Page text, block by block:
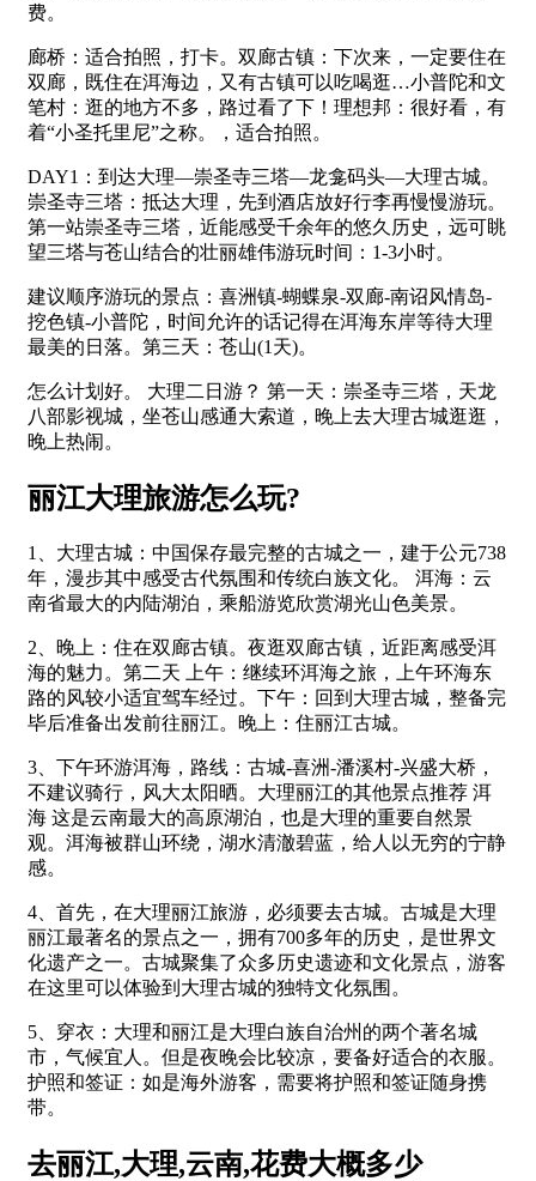
费。
廊桥：适合拍照，打卡。双廊古镇：下次来，一定要住在
双廊，既住在洱海边，又有古镇可以吃喝逛…小普陀和文
笔村：逛的地方不多，路过看了下！理想邦：很好看，有
着“小圣托里尼”之称。，适合拍照。
DAY1：到达大理—崇圣寺三塔—龙龛码头—大理古城。
崇圣寺三塔：抵达大理，先到酒店放好行李再慢慢游玩。
第一站崇圣寺三塔，近能感受千余年的悠久历史，远可眺
望三塔与苍山结合的壮丽雄伟游玩时间：1-3小时。
建议顺序游玩的景点：喜洲镇-蝴蝶泉-双廊-南诏风情岛-
挖色镇-小普陀，时间允许的话记得在洱海东岸等待大理
最美的日落。第三天：苍山(1天)。
怎么计划好。 大理二日游？ 第一天：崇圣寺三塔，天龙
八部影视城，坐苍山感通大索道，晚上去大理古城逛逛，
晚上热闹。
丽江大理旅游怎么玩?
1、大理古城：中国保存最完整的古城之一，建于公元738
年，漫步其中感受古代氛围和传统白族文化。 洱海：云
南省最大的内陆湖泊，乘船游览欣赏湖光山色美景。
2、晚上：住在双廊古镇。夜逛双廊古镇，近距离感受洱
海的魅力。第二天 上午：继续环洱海之旅，上午环海东
路的风较小适宜驾车经过。下午：回到大理古城，整备完
毕后准备出发前往丽江。晚上：住丽江古城。
3、下午环游洱海，路线：古城-喜洲-潘溪村-兴盛大桥，
不建议骑行，风大太阳晒。大理丽江的其他景点推荐 洱
海 这是云南最大的高原湖泊，也是大理的重要自然景
观。洱海被群山环绕，湖水清澈碧蓝，给人以无穷的宁静
感。
4、首先，在大理丽江旅游，必须要去古城。古城是大理
丽江最著名的景点之一，拥有700多年的历史，是世界文
化遗产之一。古城聚集了众多历史遗迹和文化景点，游客
在这里可以体验到大理古城的独特文化氛围。
5、穿衣：大理和丽江是大理白族自治州的两个著名城
市，气候宜人。但是夜晚会比较凉，要备好适合的衣服。
护照和签证：如是海外游客，需要将护照和签证随身携
带。
去丽江,大理,云南,花费大概多少